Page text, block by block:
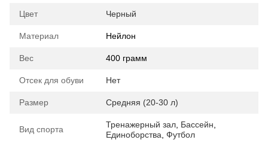
Цвет Черный
Материал Нейлон
Вес 400 грамм
Отсек для обуви Нет
Размер Средняя (20-30 л)
Вид спорта Тренажерный зал Бассейн
Единоборства Футбол